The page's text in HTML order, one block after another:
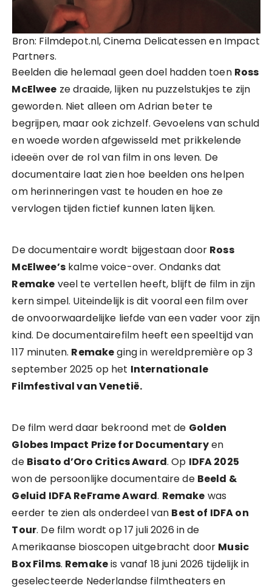
Bron: Filmdepot.nl, Cinema Delicatessen en Impact
Partners.
Beelden die helemaal geen doel hadden toen Ross
McElwee ze draaide, lijken nu puzzelstukjes te zijn
geworden. Niet alleen om Adrian beter te
begrijpen, maar ook zichzelf. Gevoelens van schuld
en woede worden afgewisseld met prikkelende
ideeën over de rol van film in ons leven. De
documentaire laat zien hoe beelden ons helpen
om herinneringen vast te houden en hoe ze
vervlogen tijden fictief kunnen laten lijken.
De documentaire wordt bijgestaan door Ross
McElwee’skalme voice-over. Ondanks dat
Remake veel te vertellen heeft, blijft de film in zijn
kern simpel. Uiteindelijk is dit vooral een film over
de onvoorwaardelijke liefde van een vader voor zijn
kind. De documentairefilm heeft een speeltijd van
117 minuten. Remakeging in wereldpremière op 3
september 2025 op het Internationale
Filmfestival van Venetië.
De film werd daar bekroond met de Golden
Globes Impact Prize for Documentaryen
de Bisato d’Oro Critics Award. Op IDFA 2025
won de persoonlijke documentaire de Beeld &
Geluid IDFA ReFrame Award. Remake was
eerder te zien als onderdeel van Best of IDFA on
Tour. De film wordt op 17 juli 2026 in de
Amerikaanse bioscopen uitgebracht door Music
Box Films. Remakeis vanaf 18 juni 2026 tijdelijk in
geselecteerde Nederlandse filmtheaters en